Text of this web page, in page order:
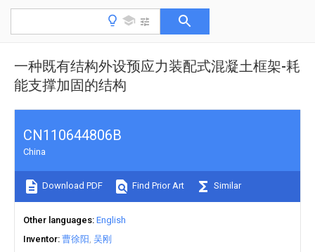
一种既有结构外设预应力装配式混凝土框架-耗
能支撑加固的结构
CN110644806B
China
Download PDF Find Prior Art Similar
Other languages English
Inventor 曹徐阳 吴刚